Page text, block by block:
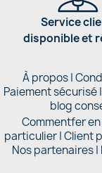
Service
disponible et
À propos|
Paiement sécurisé|
blog
Commentfer
particulier|Client
Nos partenaires |